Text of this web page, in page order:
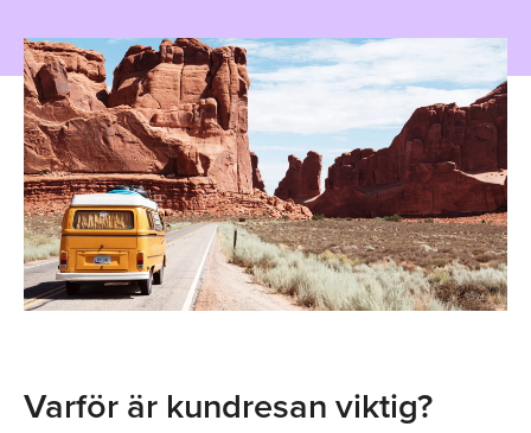
Varför är kundresan viktig?